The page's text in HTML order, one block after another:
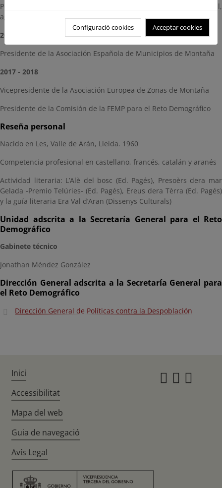
Ponente en diversos procesos legislativos sobre política forestal,
agua, cadena alimentaria
2013 - 2020
Presidente de la Asociación Española de Municipios de Montaña
2017 - 2018
Vicepresidente de la Asociación Europea de Zonas de Montaña
Presidente de la Comisión de la FEMP para el Reto Demográfico
Reseña personal
Nacido en Les, Valle de Arán, Lleida. 1960
Competencia profesional en castellano, francés, catalán y aranés
Actividad literaria: L’Alè del bosc (Ed. Pagés), Presoèrs dera mar
Gelada -Premio Telúries- (Ed. Pagés), Ereus dera Tèrra (Ed. Pagés)
y la guía literaria Era Val d’Aran (Dissenys Culturals)
Unidad adscrita a la Secretaría General para el Reto
Demográfico
Gabinete técnico
Jonathan Méndez González
Dirección General adscrita a la Secretaría General para
el Reto Demográfico
Dirección General de Políticas contra la Despoblación
Configuració cookies Acceptar cookies
Inici
Accessibilitat
Mapa del web
Guia de navegació
Avís Legal